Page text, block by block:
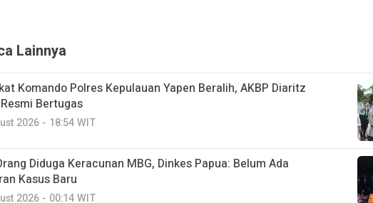
Lainnya
Komando Polres Kepulauan Yapen Beralih, AKBP Diaritz
Bertugas
2026 - 18:54 WIT
Diduga Keracunan MBG, Dinkes Papua: Belum Ada
Kasus Baru
2026 - 00:14 WIT